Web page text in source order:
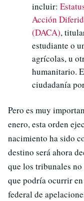
incluir:
Acción
(DACA),
estudiante o
agrícolas, u
humanitario.
ciudadanía
Pero es muy
enero, esta orden
nacimiento ha sido
destino será ahora
que los tribunales
que podría ocurrir
federal de